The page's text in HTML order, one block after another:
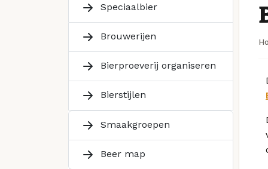
Speciaalbier
Brouwerijen
Bierproeverij organiseren
Bierstijlen
Smaakgroepen
Beer map